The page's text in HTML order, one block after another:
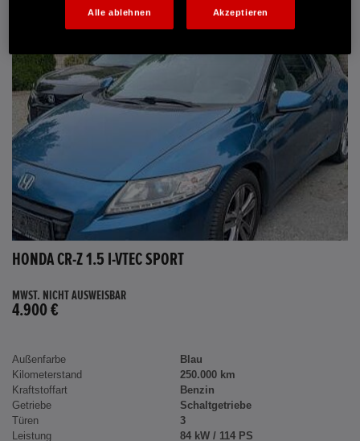
HONDA CR-Z 1.5 I-VTEC SPORT
MWST. NICHT AUSWEISBAR
4.900 €
Außenfarbe
Blau
Kilometerstand
250.000 km
Kraftstoffart
Benzin
Getriebe
Schaltgetriebe
Türen
3
Leistung
84 kW / 114 PS
Alle ablehnen Akzeptieren